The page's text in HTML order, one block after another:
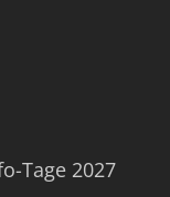
Tage 2027